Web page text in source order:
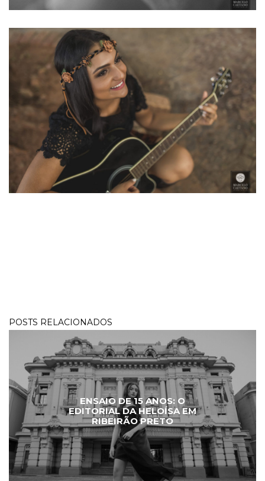
POSTS RELACIONADOS
ENSAIO DE 15 ANOS: O
EDITORIAL DA HELOÍSA EM
RIBEIRÃO PRETO